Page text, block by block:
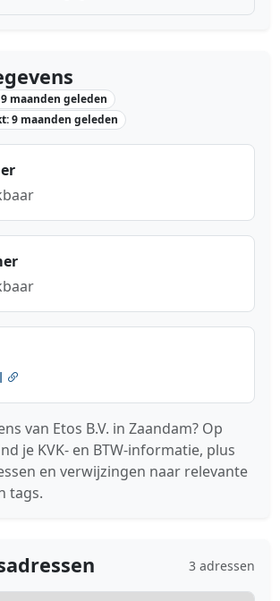
maanden geleden
9 maanden geleden
van Etos B.V. in Zaandam? Op
je KVK- en BTW-informatie, plus
en verwijzingen naar relevante
tags.
3 adressen